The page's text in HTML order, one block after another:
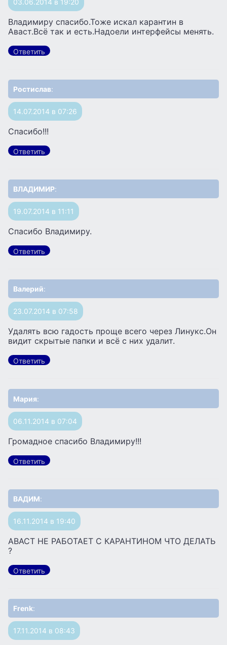
Владимиру спасибо.Тоже искал карантин в
Аваст.Всё так и есть.Надоели интерфейсы менять.
Ответить
Ростислав:
14.07.2014 в 07:26
Спасибо!!!
Ответить
ВЛАДИМИР:
19.07.2014 в 11:11
Спасибо Владимиру.
Ответить
Валерий:
23.07.2014 в 07:58
Удалять всю гадость проще всего через Линукс.Он
видит скрытые папки и всё с них удалит.
Ответить
Мария:
06.11.2014 в 07:04
Громадное спасибо Владимиру!!!
Ответить
ВАДИМ:
16.11.2014 в 19:40
АВАСТ НЕ РАБОТАЕТ С КАРАНТИНОМ ЧТО ДЕЛАТЬ
?
Ответить
Frenk:
17.11.2014 в 08:43